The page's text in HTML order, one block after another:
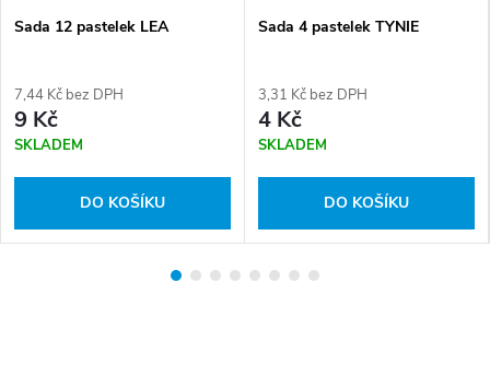
Sada 12 pastelek LEA
7,44 Kč bez DPH
9 Kč
SKLADEM
DO KOŠÍKU
Sada 4 pastelek TYNIE
3,31 Kč bez DPH
4 Kč
SKLADEM
DO KOŠÍKU